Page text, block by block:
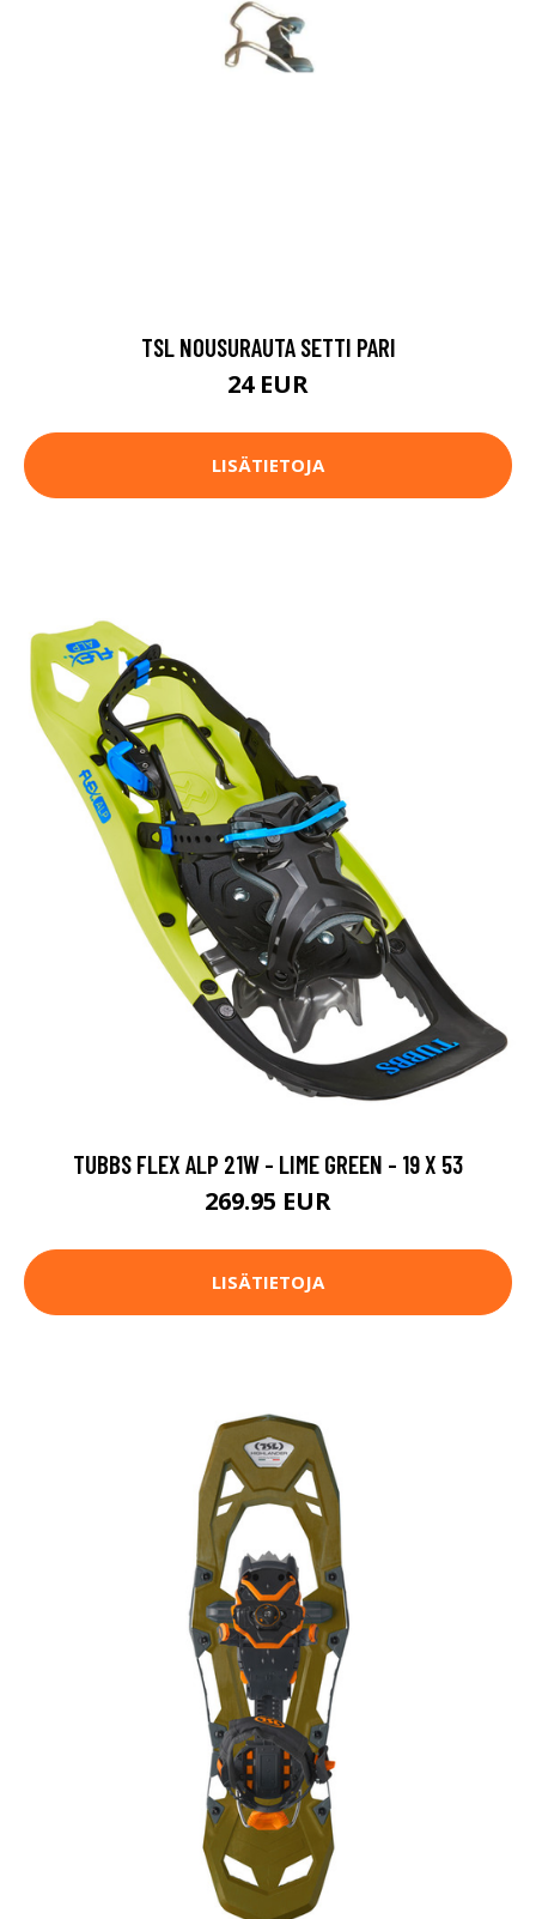
TSL NOUSURAUTA SETTI PARI
24 EUR
LISÄTIETOJA
TUBBS FLEX ALP 21W - LIME GREEN - 19 X 53
269.95 EUR
LISÄTIETOJA